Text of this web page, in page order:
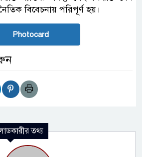
বিবেচনায় পরিপূর্ণ হয়।
Photocard
তথ্য